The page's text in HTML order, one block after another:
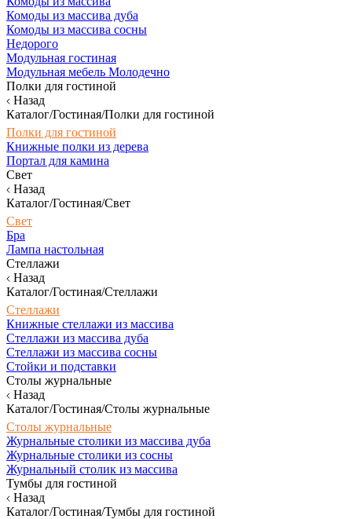
Комоды из массива дуба
Комоды из массива сосны
Недорого
Модульная гостиная
Модульная мебель Молодечно
Полки для гостиной
Назад
Каталог/Гостиная/Полки для гостиной
Полки для гостиной
Книжные полки из дерева
Портал для камина
Свет
Назад
Каталог/Гостиная/Свет
Свет
Бра
Лампа настольная
Стеллажи
Назад
Каталог/Гостиная/Стеллажи
Стеллажи
Книжные стеллажи из массива
Стеллажи из массива дуба
Стеллажи из массива сосны
Стойки и подставки
Столы журнальные
Назад
Каталог/Гостиная/Столы журнальные
Столы журнальные
Журнальные столики из массива дуба
Журнальные столики из сосны
Журнальный столик из массива
Тумбы для гостиной
Назад
Каталог/Гостиная/Тумбы для гостиной